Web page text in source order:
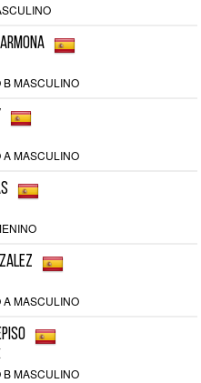
B MASCULINO
A MASCULINO
A MASCULINO
B MASCULINO